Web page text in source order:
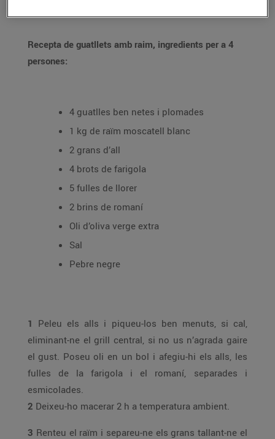
Recepta de guatllets amb raim, ingredients per a 4
persones:
4 guatlles ben netes i plomades
1 kg de raïm moscatell blanc
2 grans d’all
4 brots de farigola
5 fulles de llorer
2 brins de romaní
Oli d’oliva verge extra
Sal
Pebre negre
1 Peleu els alls i piqueu-los ben menuts, si cal,
eliminant-ne el grill central, si no us n’agrada gaire
el gust. Poseu oli en un bol i afegiu-hi els alls, les
fulles de la farigola i el romaní, separades i
esmicolades.
2 Deixeu-ho macerar 2 h a temperatura ambient.
3 Renteu el raïm i separeu-ne els grans tallant-ne el